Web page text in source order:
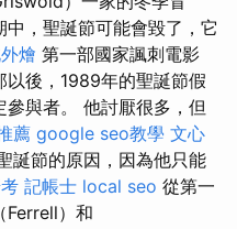
，聖誕節可能會毀了，它
燴 第一部國家諷刺電影
以後，1989年的聖誕節假
與者。 他討厭很多，但
薦 google seo教學 文心
誕節的原因，因為他只能
記帳士 local seo 從第一
Ferrell）和